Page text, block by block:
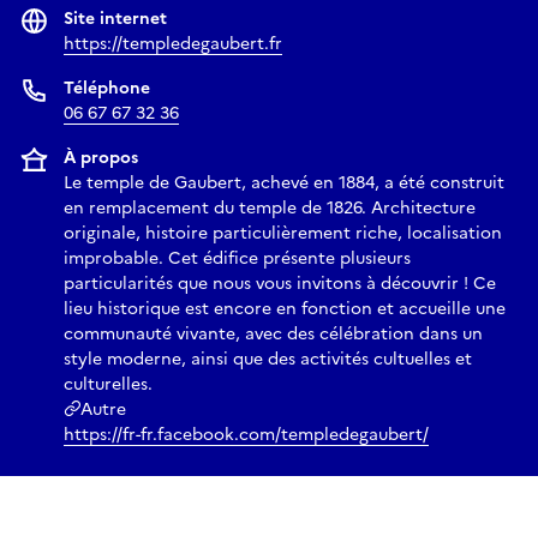
Site internet
https://templedegaubert.fr
Téléphone
06 67 67 32 36
À propos
Le temple de Gaubert, achevé en 1884, a été construit
en remplacement du temple de 1826. Architecture
originale, histoire particulièrement riche, localisation
improbable. Cet édifice présente plusieurs
particularités que nous vous invitons à découvrir ! Ce
lieu historique est encore en fonction et accueille une
communauté vivante, avec des célébration dans un
style moderne, ainsi que des activités cultuelles et
culturelles.
Autre
https://fr-fr.facebook.com/templedegaubert/